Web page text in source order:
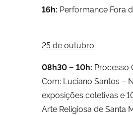
16h: Performance Fora
25 de outubro
08h30 – 10h: Processo
Com: Luciano Santos –
exposições coletivas e
Arte Religiosa de Santa